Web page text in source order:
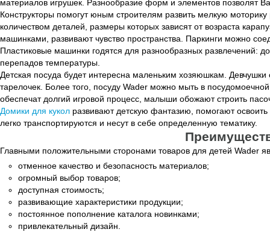
материалов игрушек. Разнообразие форм и элементов позволят
Конструкторы помогут юным строителям развить мелкую
количеством деталей, размеры которых зависят от возраста
машинками, развивают чувство пространства. Паркинги можно
Пластиковые машинки годятся для разнообразных развлечений:
перепадов температуры.
Детская посуда будет интересна маленьким хозяюшкам.
тарелочек. Более того, посуду Wader можно мыть в
обеспечат долгий игровой процесс, малыши обожают строить
Домики для кукол развивают детскую фантазию, помогают
легко транспортируются и несут в себе определенную тематику.
Главными положительными сторонами товаров для детей Wader
отменное качество и безопасность материалов;
огромный выбор товаров;
доступная стоимость;
развивающие характеристики продукции;
постоянное пополнение каталога новинками;
привлекательный дизайн.